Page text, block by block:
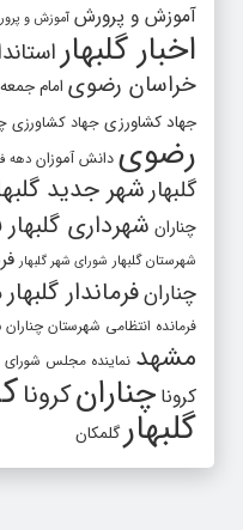
آموزش و پرورش آموزش و
اخبار گلبهار
خراسان رضوی امام
جهاد کشاورزی جهاد کشاورزی
رضوی دانش آموزان دهه
گلبهار شهر جدید
چناران شهرداری گلبهار
شهرستان گلبهار شورای شهر گلبهار
چنارانفرماندار گلبهار
فرمانده انتظامی شهرستان چناران
مشهد نماینده مجلس شورای
کرونا چنارانکرونا
گلبهار گلمکان